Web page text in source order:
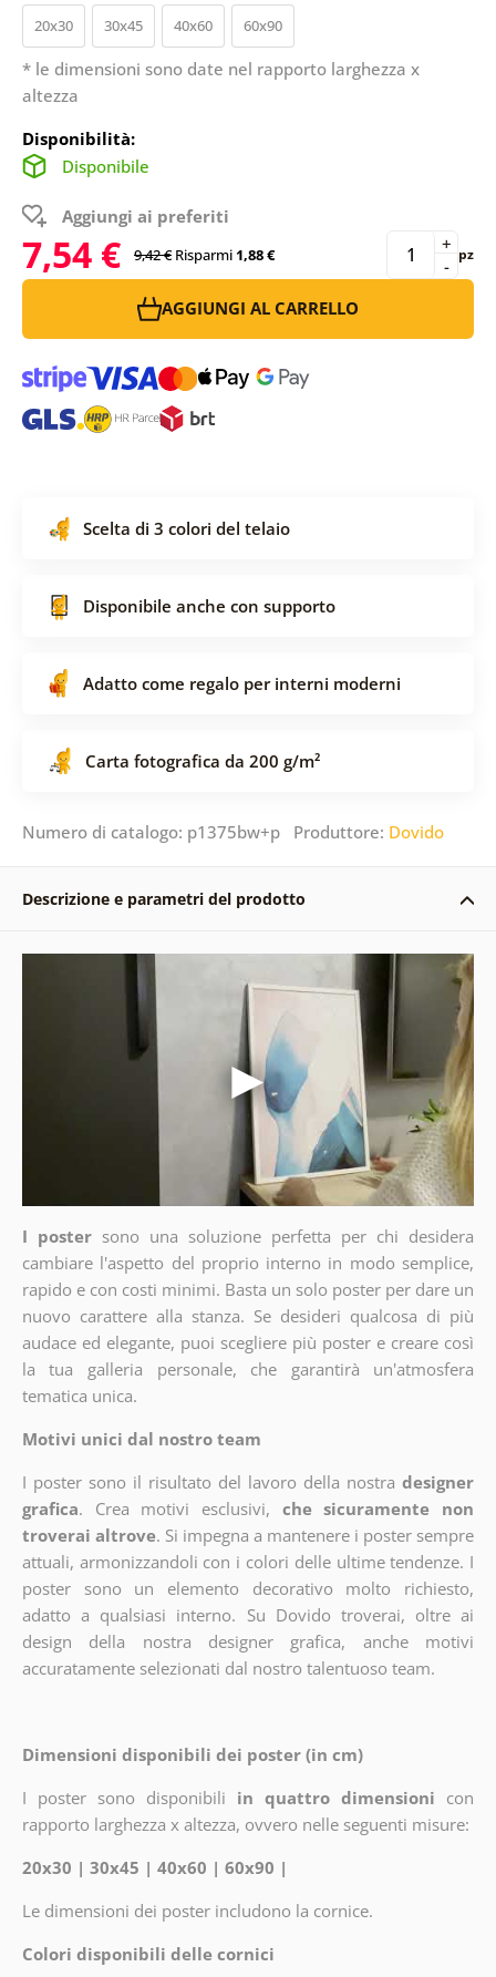
20x30 30x45 40x60 60x90
* le dimensioni sono date nel rapporto larghezza x
altezza
Disponibilità:
Disponibile
Aggiungi ai preferiti
7,54 € 9,42 € Risparmi1,88 € -
+ pz
AGGIUNGI AL CARRELLO
Scelta di 3 colori del telaio
Disponibile anche con supporto
Adatto come regalo per interni moderni
Carta fotografica da 200 g/m²
Numero di catalogo: p1375bw+p Produttore: Dovido
Descrizione e parametri del prodotto
I poster sono una soluzione perfetta per chi desidera
cambiare l'aspetto del proprio interno in modo semplice,
rapido e con costi minimi. Basta un solo poster per dare un
nuovo carattere alla stanza. Se desideri qualcosa di più
audace ed elegante, puoi scegliere più poster e creare così
la tua galleria personale, che garantirà un'atmosfera
tematica unica.
Motivi unici dal nostro team
I poster sono il risultato del lavoro della nostra designer
grafica. Crea motivi esclusivi, che sicuramente non
troverai altrove. Si impegna a mantenere i poster sempre
attuali, armonizzandoli con i colori delle ultime tendenze. I
poster sono un elemento decorativo molto richiesto,
adatto a qualsiasi interno. Su Dovido troverai, oltre ai
design della nostra designer grafica, anche motivi
accuratamente selezionati dal nostro talentuoso team.
Dimensioni disponibili dei poster (in cm)
I poster sono disponibili in quattro dimensioni con
rapporto larghezza x altezza, ovvero nelle seguenti misure:
20x30 | 30x45 | 40x60 | 60x90 |
Le dimensioni dei poster includono la cornice.
Colori disponibili delle cornici